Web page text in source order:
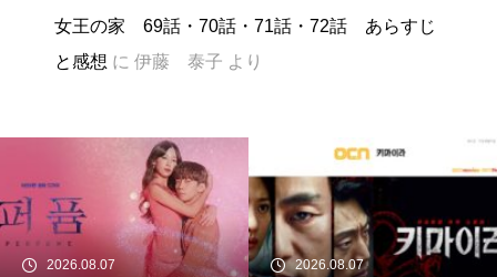
女王の家 69話・70話・71話・72話 あらすじ
と感想 に 伊藤 泰子 より
2026.08.07
2026.08.07